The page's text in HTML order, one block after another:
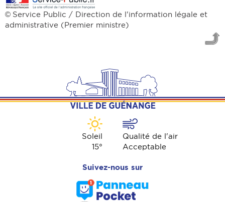
© Service Public / Direction de l'information légale et
administrative (Premier ministre)
Soleil
15°
Qualité de l'air
Acceptable
Suivez-nous sur